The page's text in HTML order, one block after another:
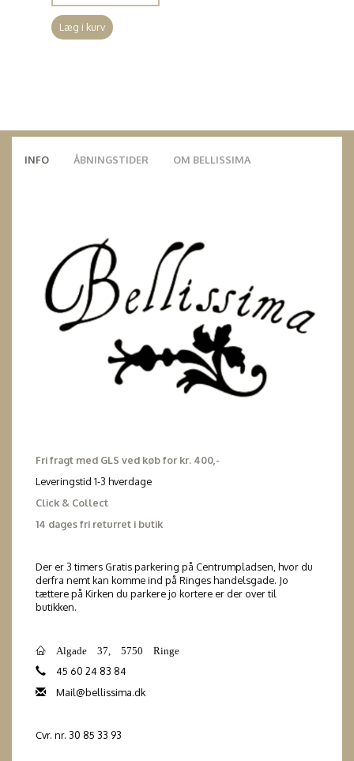
Læg i kurv
INFO ÅBNINGSTIDER OM BELLISSIMA
Fri fragt med GLS ved køb for kr. 400,-
Leveringstid 1-3 hverdage
Click & Collect
14 dages fri returret i butik
Der er 3 timers Gratis parkering på Centrumpladsen, hvor du
derfra nemt kan komme ind på Ringes handelsgade. Jo
tættere på Kirken du parkere jo kortere er der over til
butikken.
Algade 37, 5750 Ringe
45 60 24 83 84
Mail@bellissima.dk
Cvr. nr. 30 85 33 93